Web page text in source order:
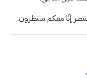
إنّا معكم منتظرون.